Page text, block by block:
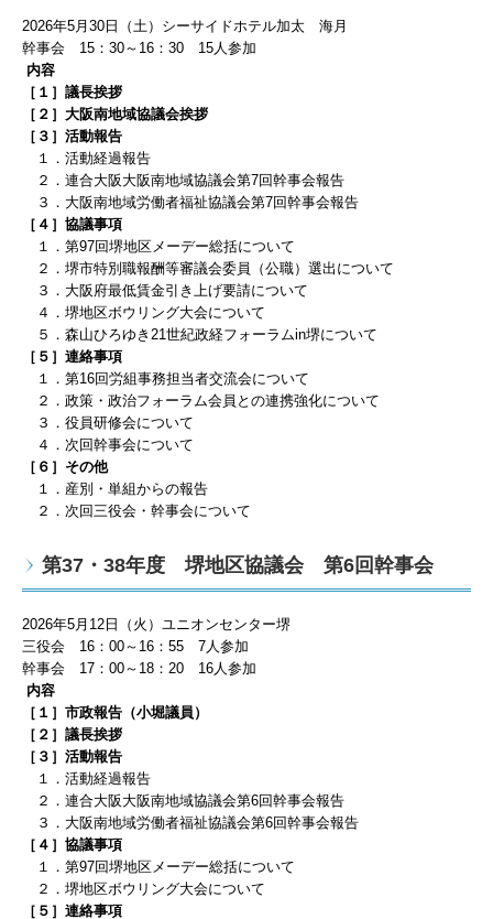
2026年5 月30日（土）シーサイドホテル加太 海月
幹事会 15 ：30～ 16 ：30 15人 参加
内容
［１］議長挨拶
［２］大阪南地域協議会挨拶
［３］ 活動報告
１．活動経過報告
２．連合大阪大阪南地域協議会第7回幹事会報告
３．大阪南地域労働者福祉協議会第7回幹事会報告
［４］協議事項
１．第97回堺地区メーデー総括について
２．堺市特別職報酬等審議会委員（公職）選出について
３．大阪府最低賃金引き上げ要請について
４．堺地区ボウリング大会について
５．森山ひろゆき21世紀政経フォーラムin堺について
［５］連絡事項
１． 第16回労組事務担当者交流会について
２． 政策・政治フォーラム会員との連携強化について
３．役員研修会について
４．次回幹事会について
［６］その他
１．産別・単組からの報告
２．次回三役会・幹事会について
第37・38年度 堺地区協議会 第6回幹事会
2026年5 月12日（火）ユニオンセンター堺
三役会 16 ： 00～ 16 ：55 7 人参加
幹事会 17 ： 00～ 18 ：20 16人 参加
内容
［１］市政報告（小堀議員 ）
［２］議長挨拶
［３］ 活動報告
１．活動経過報告
２．連合大阪大阪南地域協議会第6回幹事会報告
３．大阪南地域労働者福祉協議会第6回幹事会報告
［４］協議事項
１．第97回堺地区メーデー総括について
２．堺地区ボウリング大会について
［５］連絡事項